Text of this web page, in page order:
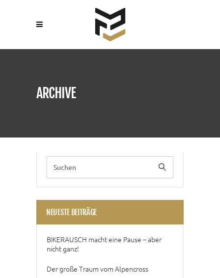
ARCHIVE
NEUESTE BEITRÄGE
BIKERAUSCH macht eine Pause – aber
nicht ganz!
Der große Traum vom Alpencross